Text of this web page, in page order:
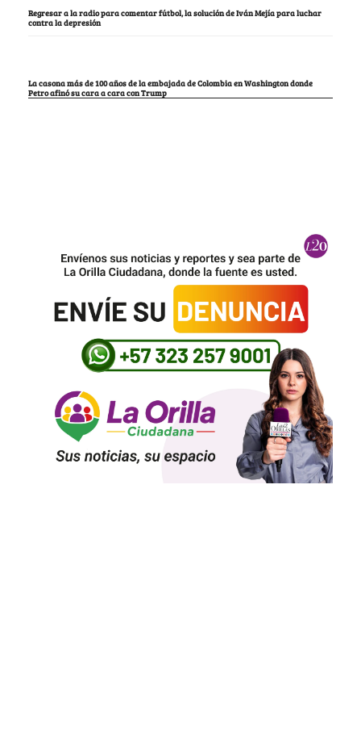
Regresar a la radio para comentar fútbol, la solución de Iván Mejía para luchar
contra la depresión
La casona más de 100 años de la embajada de Colombia en Washington donde
Petro afinó su cara a cara con Trump